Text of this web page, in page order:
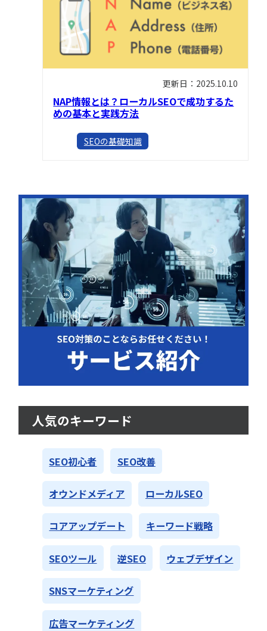
更新日：2025.10.10
NAP情報とは？ローカルSEOで成功するた
めの基本と実践方法
SEOの基礎知識
人気のキーワード
SEO初心者 SEO改善
オウンドメディア ローカルSEO
コアアップデート キーワード戦略
SEOツール 逆SEO ウェブデザイン
SNSマーケティング
広告マーケティング